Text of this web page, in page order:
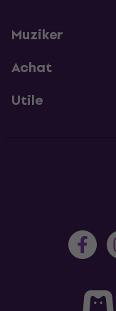
Muziker
Achat
Utile